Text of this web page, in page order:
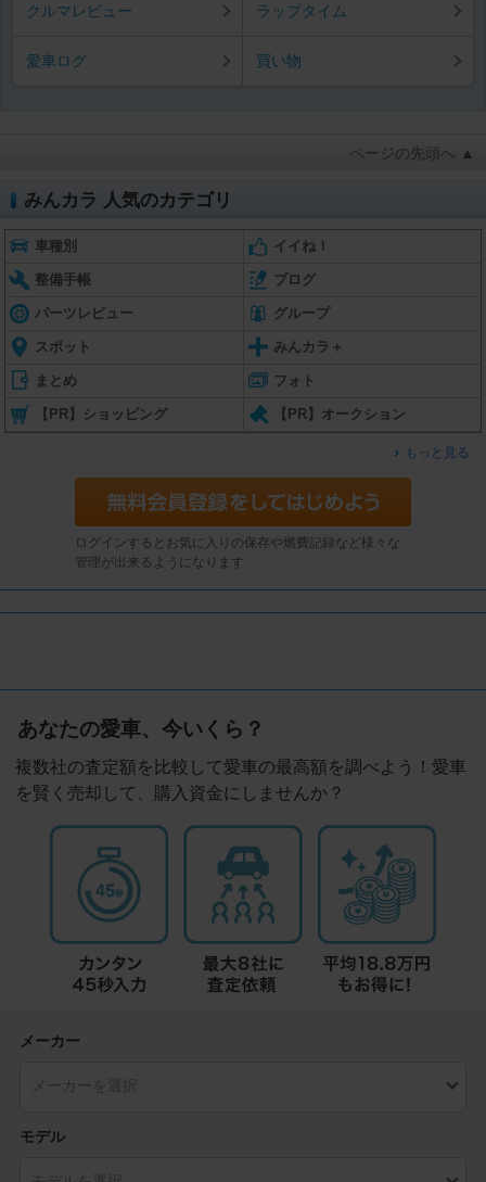
クルマレビュー ラップタイム
愛車ログ 買い物
ページの先頭へ ▲
みんカラ 人気のカテゴリ
車種別 イイね！
整備手帳 ブログ
パーツレビュー グループ
スポット みんカラ＋
まとめ フォト
【PR】ショッピング 【PR】オークション
もっと見る
ログインするとお気に入りの保存や燃費記録など様々な
管理が出来るようになります
あなたの愛車、今いくら？
複数社の査定額を比較して愛車の最高額を調べよう！愛車
を賢く売却して、購入資金にしませんか？
メーカー
モデル